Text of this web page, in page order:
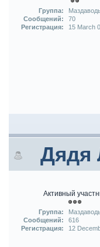
Группа:
Сообщений:
70
Регистрация:
15 March
Дядя
Активный
Группа:
Сообщений:
616
Регистрация:
12